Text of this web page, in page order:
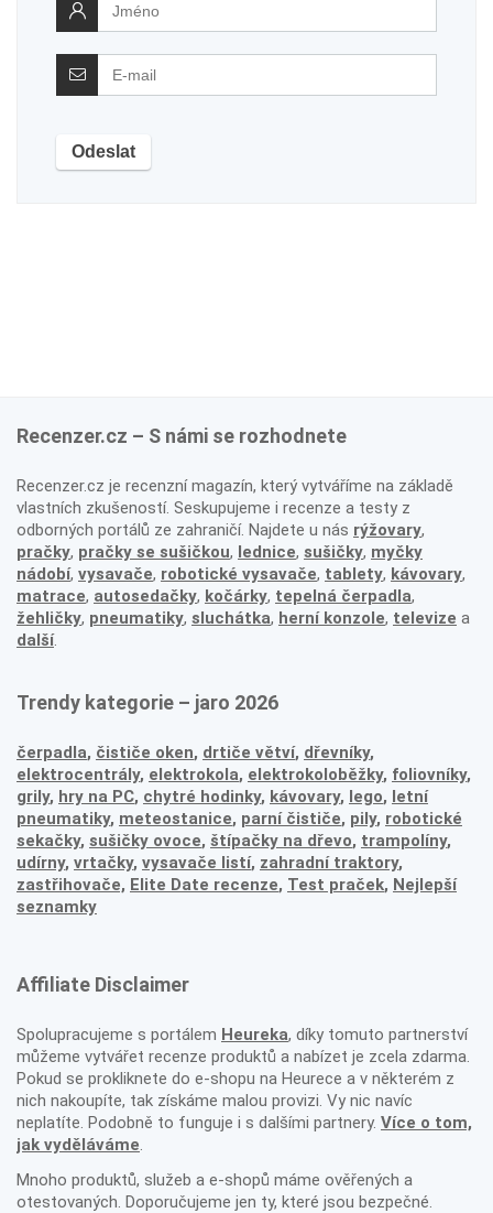
Recenzer.cz – S námi se rozhodnete
Recenzer.cz je recenzní magazín, který vytváříme na základě
vlastních zkušeností. Seskupujeme i recenze a testy z
odborných portálů ze zahraničí. Najdete u nás rýžovary,
pračky, pračky se sušičkou, lednice, sušičky, myčky
nádobí, vysavače, robotické vysavače, tablety, kávovary,
matrace, autosedačky, kočárky, tepelná čerpadla,
žehličky, pneumatiky, sluchátka, herní konzole, televize a
další.
Trendy kategorie – jaro 2026
čerpadla, čističe oken, drtiče větví, dřevníky,
elektrocentrály, elektrokola, elektrokoloběžky, foliovníky,
grily, hry na PC, chytré hodinky, kávovary, lego, letní
pneumatiky, meteostanice, parní čističe, pily, robotické
sekačky, sušičky ovoce, štípačky na dřevo, trampolíny,
udírny, vrtačky, vysavače listí, zahradní traktory,
zastřihovače, Elite Date recenze, Test praček, Nejlepší
seznamky
Affiliate Disclaimer
Spolupracujeme s portálem Heureka, díky tomuto partnerství
můžeme vytvářet recenze produktů a nabízet je zcela zdarma.
Pokud se prokliknete do e-shopu na Heurece a v některém z
nich nakoupíte, tak získáme malou provizi. Vy nic navíc
neplatíte. Podobně to funguje i s dalšími partnery. Více o tom,
jak vyděláváme.
Mnoho produktů, služeb a e-shopů máme ověřených a
otestovaných. Doporučujeme jen ty, které jsou bezpečné.